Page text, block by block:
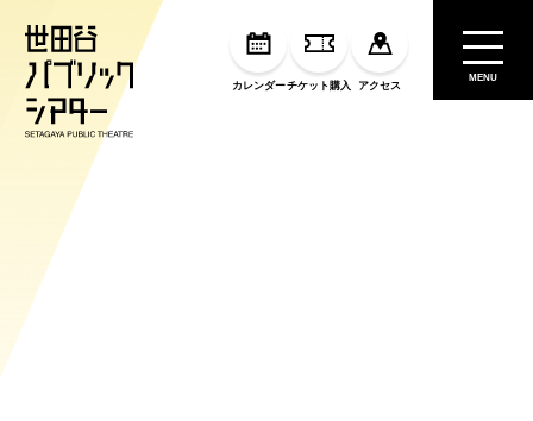
カレンダーチケット購入 アクセス
MENU